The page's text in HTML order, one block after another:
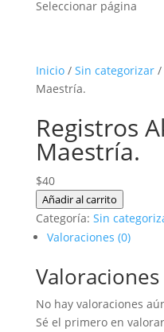
Seleccionar página
Inicio/ Sin categorizar/
Maestría.
Registros
Maestría.
$40
Registros
Akashicos
mas
cantidad
Añadir al carrito
Categoría: Sin
Valoraciones (0)
Valoraciones
No hay valoraciones
Sé el primero en